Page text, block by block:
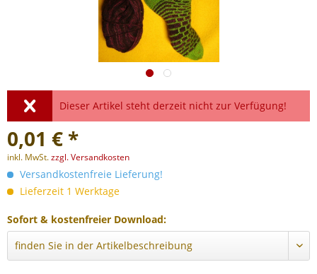
Dieser Artikel steht derzeit nicht zur Verfügung!
0,01 € *
inkl. MwSt.zzgl. Versandkosten
Versandkostenfreie Lieferung!
Lieferzeit 1 Werktage
Sofort & kostenfreier Download: